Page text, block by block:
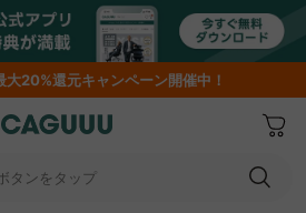
20%還元キャンペーン開催中！
タンをタップ